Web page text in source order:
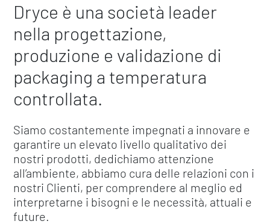
Dryce è una società leader
nella progettazione,
produzione e validazione di
packaging a temperatura
controllata.
Siamo costantemente impegnati a innovare e
garantire un elevato livello qualitativo dei
nostri prodotti, dedichiamo attenzione
all’ambiente, abbiamo cura delle relazioni con i
nostri Clienti, per comprendere al meglio ed
interpretarne i bisogni e le necessità, attuali e
future.